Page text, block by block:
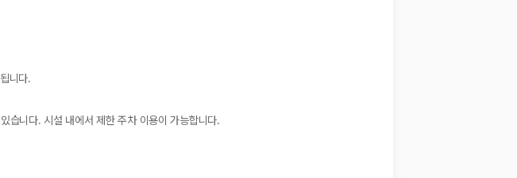
니다.
습니다. 시설 내에서 제한 주차 이용이 가능합니다.